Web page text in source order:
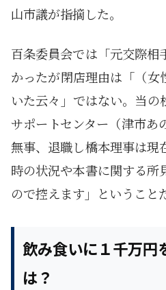
山市議が指摘した。
百条委員会では「元交際相
かったが閉店理由は「（女
いた云々」ではない。当の
サポートセンター（津市あ
無事、退職し橋本理事は現
時の状況や本書に関する所
ので控えます」ということ
飲み食いに１千万
は？